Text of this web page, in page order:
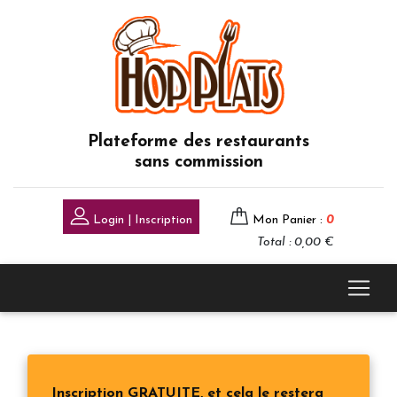
Plateforme des restaurants
sans commission
Login | Inscription Mon Panier : 0
Total : 0,00 €
Inscription GRATUITE, et cela le restera